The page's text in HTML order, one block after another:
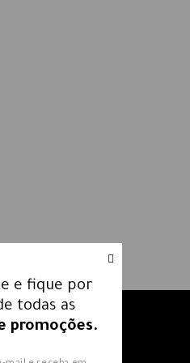
e-mails e fique
e fique por
todas as
promoções.